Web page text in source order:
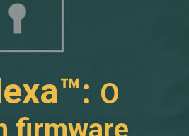
O
firmware